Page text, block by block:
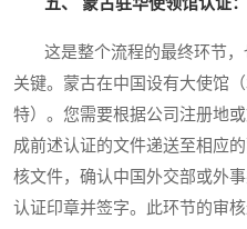
五、 蒙古驻华使领馆认证
这是整个流程的最终环节，
关键。蒙古在中国设有大使馆
特）。您需要根据公司注册地
成前述认证的文件递送至相应
核文件，确认中国外交部或外
认证印章并签字。此环节的审